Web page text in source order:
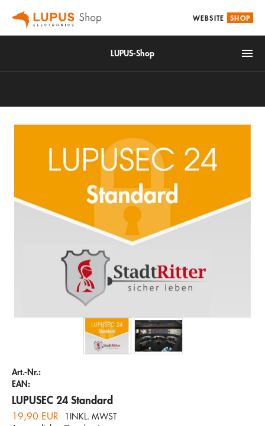
WEBSITE SHOP
LUPUS-Shop
IoT
Alarm & Smarthome
Videoüberwachung
Zubehör
Unternehmen
Art.-Nr.:
EAN:
LUPUSEC 24 Standard
19,90 EUR
1INKL. MWST